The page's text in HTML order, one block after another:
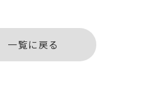
一覧に戻る